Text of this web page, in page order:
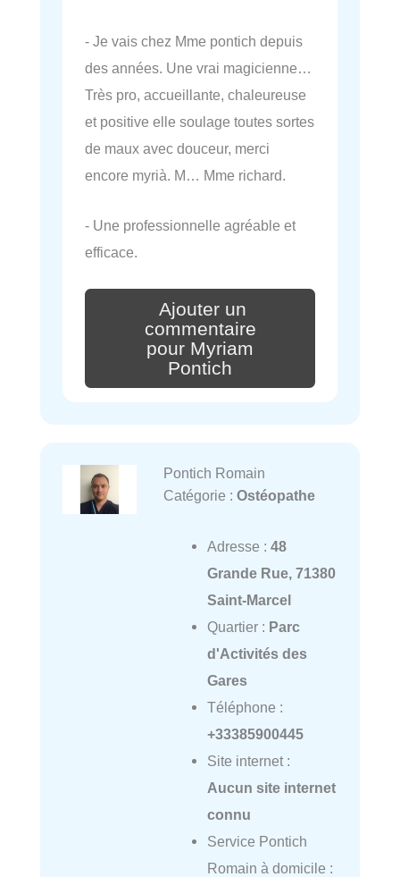
- Je vais chez Mme pontich depuis
des années. Une vrai magicienne…
Très pro, accueillante, chaleureuse
et positive elle soulage toutes sortes
de maux avec douceur, merci
encore myrià. M… Mme richard.
- Une professionnelle agréable et
efficace.
Ajouter un
commentaire
pour Myriam
Pontich
Pontich Romain
Catégorie : Ostéopathe
Adresse : 48
Grande Rue, 71380
Saint-Marcel
Quartier : Parc
d'Activités des
Gares
Téléphone :
+33385900445
Site internet :
Aucun site internet
connu
Service Pontich
Romain à domicile :